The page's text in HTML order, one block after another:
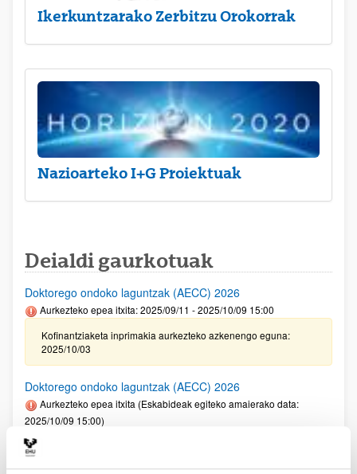
Ikerkuntzarako Zerbitzu Orokorrak
Nazioarteko I+G Proiektuak
Deialdi gaurkotuak
Doktorego ondoko laguntzak (AECC) 2026
Aurkezteko epea itxita: 2025/09/11 - 2025/10/09 15:00
Kofinantziaketa inprimakia aurkezteko azkenengo eguna:
2025/10/03
Doktorego ondoko laguntzak (AECC) 2026
Aurkezteko epea itxita (Eskabideak egiteko amaierako data:
2025/10/09 15:00)